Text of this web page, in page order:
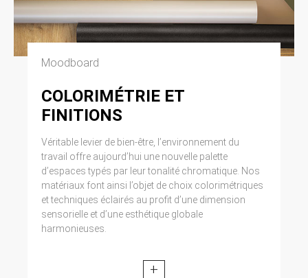
Moodboard
COLORIMÉTRIE ET
FINITIONS
Véritable levier de bien-être, l’environnement du
travail offre aujourd’hui une nouvelle palette
d’espaces typés par leur tonalité chromatique. Nos
matériaux font ainsi l’objet de choix colorimétriques
et techniques éclairés au profit d’une dimension
sensorielle et d’une esthétique globale
harmonieuses.
+